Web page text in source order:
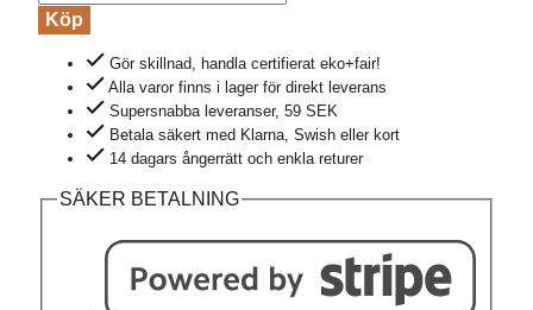
ull/silke
FELICIA
naturvit
Köp
Gör skillnad, handla certifierat eko+fair!
Alla varor finns i lager för direkt leverans
Supersnabba leveranser, 59 SEK
Betala säkert med Klarna, Swish eller kort
14 dagars ångerrätt och enkla returer
SÄKER BETALNING